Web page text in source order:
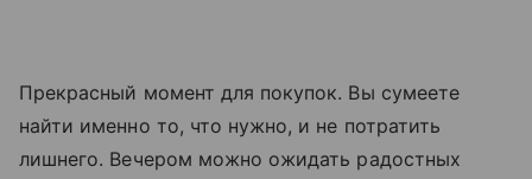
Прекрасный момент для покупок. Вы сумеете
найти именно то, что нужно, и не потратить
лишнего. Вечером можно ожидать радостных